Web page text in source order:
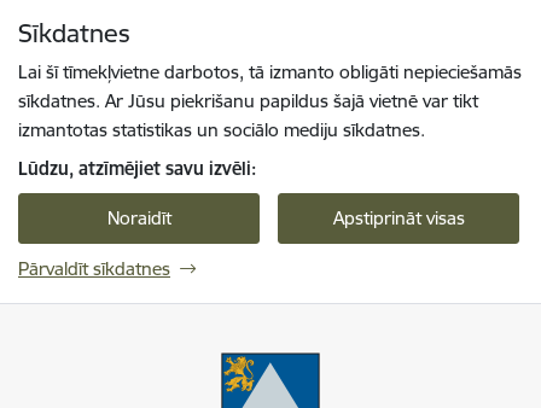
Sīkdatnes
Lai šī tīmekļvietne darbotos, tā izmanto obligāti nepieciešamās
sīkdatnes. Ar Jūsu piekrišanu papildus šajā vietnē var tikt
izmantotas statistikas un sociālo mediju sīkdatnes.
Lūdzu, atzīmējiet savu izvēli:
Noraidīt Apstiprināt visas
Pārvaldīt sīkdatnes